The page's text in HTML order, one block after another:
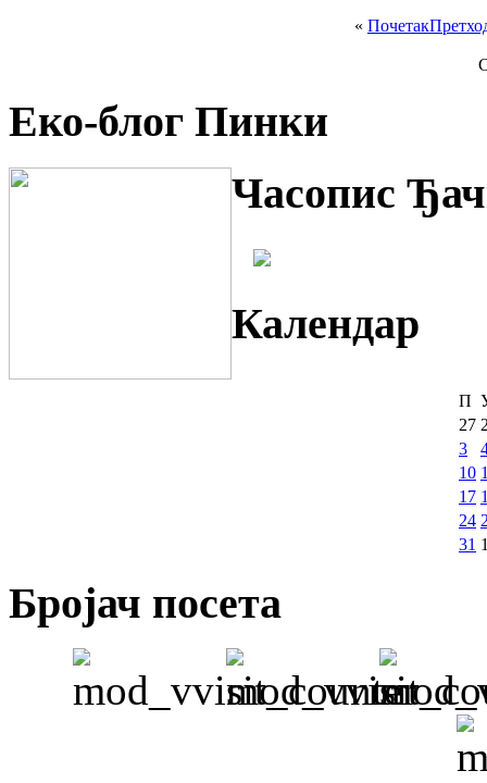
« Почетак
Еко-блог Пинки
Часопис
Календар
П
27
3
10
17
24
31
Бројач посета